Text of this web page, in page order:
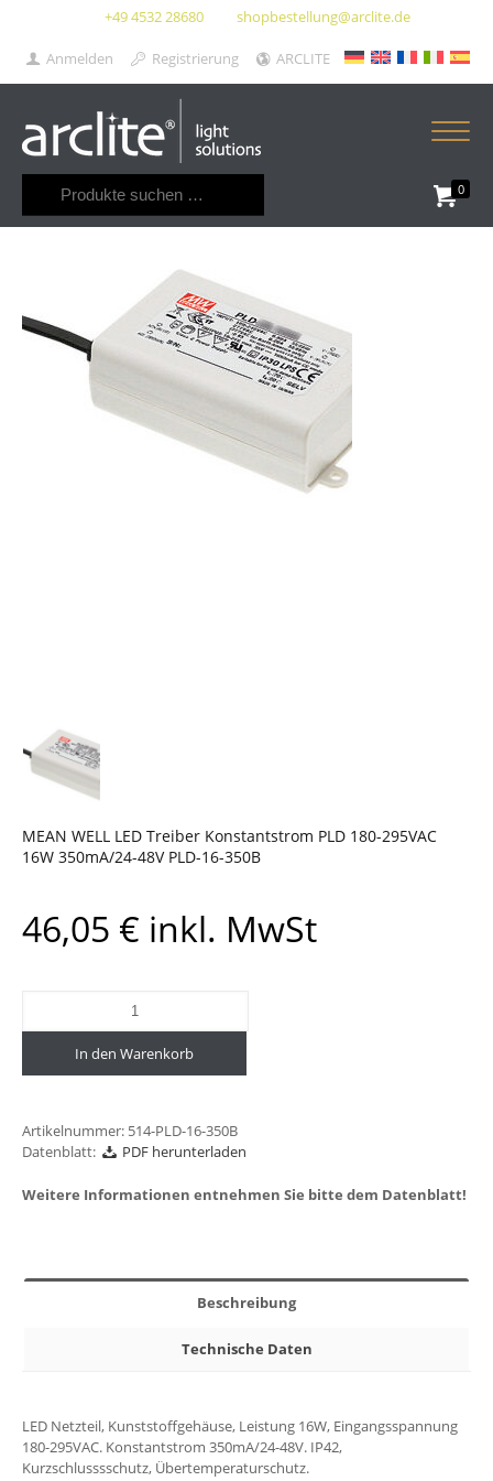
+49 4532 28680 shopbestellung@arclite.de
Anmelden Registrierung ARCLITE
0
MEAN WELL LED Treiber Konstantstrom PLD 180-295VAC
16W 350mA/24-48V PLD-16-350B
46,05 € inkl. MwSt
In den Warenkorb
Artikelnummer: 514-PLD-16-350B
Datenblatt:
PDF herunterladen
Weitere Informationen entnehmen Sie bitte dem Datenblatt!
Beschreibung
Technische Daten
LED Netzteil, Kunststoffgehäuse, Leistung 16W, Eingangsspannung
180-295VAC. Konstantstrom 350mA/24-48V. IP42,
Kurzschlusssschutz, Übertemperaturschutz.